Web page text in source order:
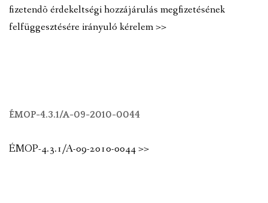
fizetendõ érdekeltségi hozzájárulás megfizetésének
felfüggesztésére irányuló kérelem >>
ÉMOP-4.3.1/A-09-2010-0044
ÉMOP-4.3.1/A-09-2010-0044 >>